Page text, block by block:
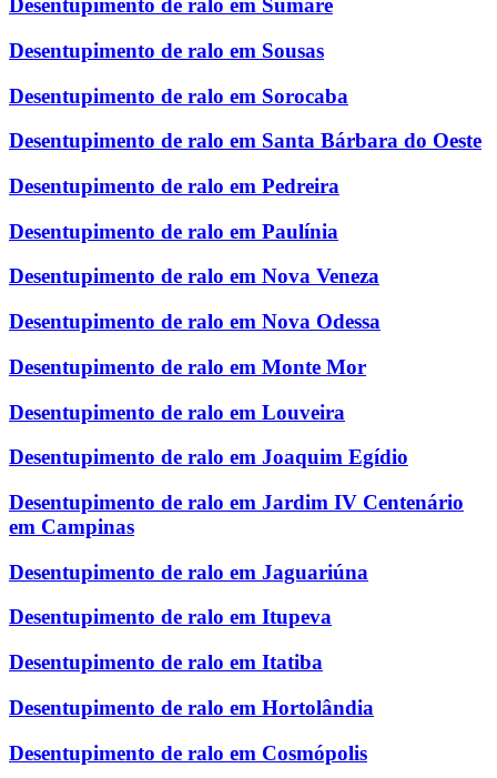
Desentupimento de ralo em Sumaré
Desentupimento de ralo em Sousas
Desentupimento de ralo em Sorocaba
Desentupimento de ralo em Santa Bárbara do Oeste
Desentupimento de ralo em Pedreira
Desentupimento de ralo em Paulínia
Desentupimento de ralo em Nova Veneza
Desentupimento de ralo em Nova Odessa
Desentupimento de ralo em Monte Mor
Desentupimento de ralo em Louveira
Desentupimento de ralo em Joaquim Egídio
Desentupimento de ralo em Jardim IV Centenário
em Campinas
Desentupimento de ralo em Jaguariúna
Desentupimento de ralo em Itupeva
Desentupimento de ralo em Itatiba
Desentupimento de ralo em Hortolândia
Desentupimento de ralo em Cosmópolis